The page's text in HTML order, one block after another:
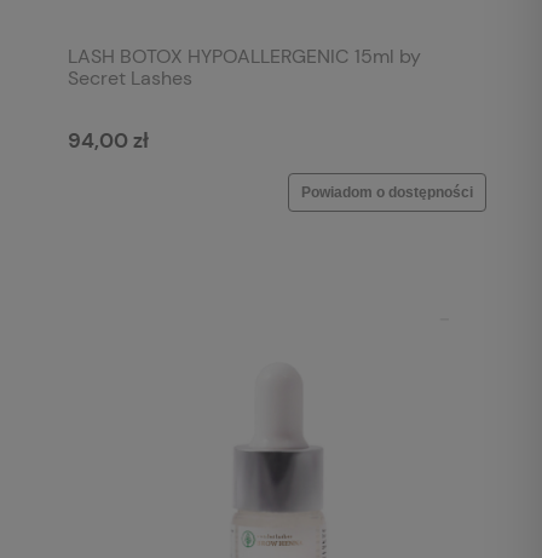
LASH BOTOX HYPOALLERGENIC 15ml by
Secret Lashes
94,00 zł
Powiadom o dostępności